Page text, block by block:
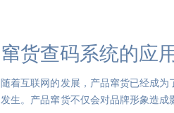
窜货查码系统的应
随着互联网的发展，产品窜货已经成
发生。产品窜货不仅会对品牌形象造